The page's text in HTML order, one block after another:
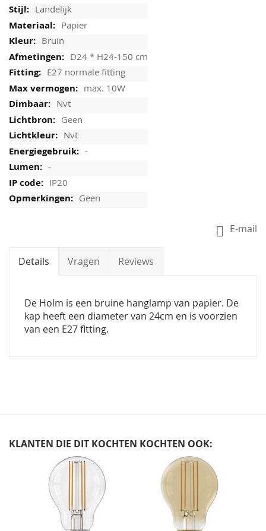
Landelijk
Papier
Bruin
D24 * H24-150 cm
E27 normale fitting
max. 10W
Nvt
Geen
Nvt
-
-
IP20
Geen
E-mail
Details Vragen Reviews
De Holm is een bruine hanglamp van papier. De
kap heeft een diameter van 24cm en is voorzien
van een E27 fitting.
KLANTEN DIE DIT KOCHTEN KOCHTEN OOK:
carousel